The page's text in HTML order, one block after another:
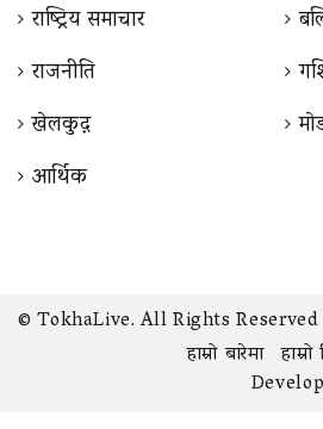
राष्ट्रिय समाचार
राजनीति
खेलकुद़़
आर्थिक
© TokhaLive. All Rights Reserved
हाम्रो बारेमा